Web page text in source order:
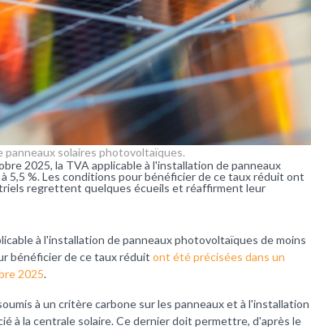
panneaux solaires photovoltaïques.
2025, la TVA applicable à l'installation de panneaux
5,5 %. Les conditions pour bénéficier de ce taux réduit ont
regrettent quelques écueils et réaffirment leur
à l'installation de panneaux photovoltaïques de moins
bénéficier de ce taux réduit ont été précisées dans un
2025.
à un critère carbone sur les panneaux et à l'installation
à la centrale solaire. Ce dernier doit permettre, d'après le